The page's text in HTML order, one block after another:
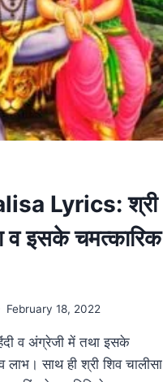
Lyrics: श्री
व इसके चमत्कारिक
February 18, 2022
व अंग्रेजी में तथा इसके
लाभ। साथ ही श्री शिव चालीसा